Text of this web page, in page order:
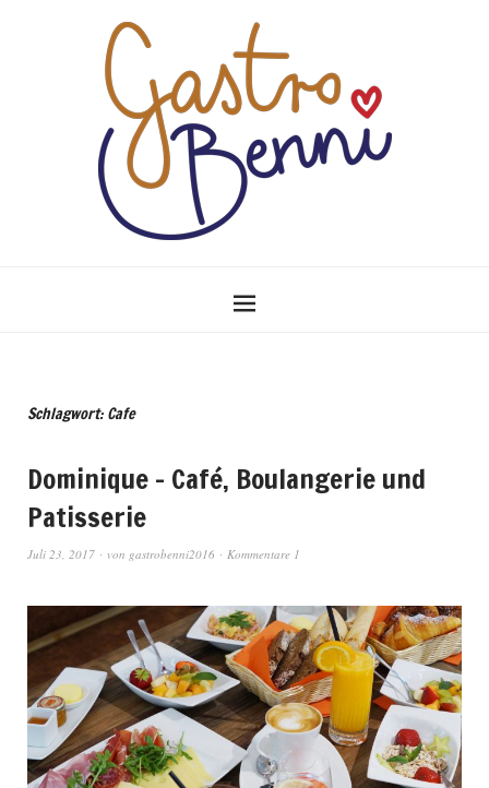
Schlagwort: Cafe
Dominique – Café, Boulangerie und
Patisserie
Juli 23, 2017 von gastrobenni2016 Kommentare 1